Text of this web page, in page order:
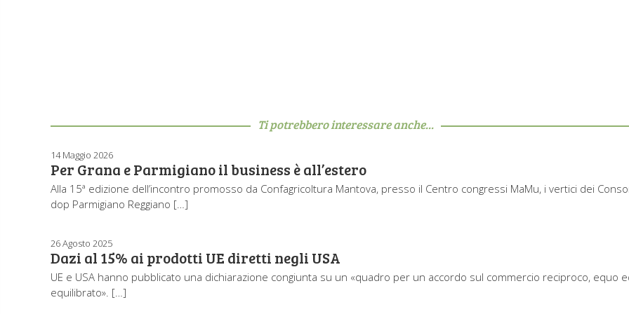
Ti potrebbero interessare anche...
14 Maggio 2026
Per Grana e Parmigiano il business è all’estero
Alla 15ª edizione dell’incontro promosso da Confagricoltura Mantova, presso il Centro congressi MaMu, i vertici dei
dop Parmigiano Reggiano […]
26 Agosto 2025
Dazi al 15% ai prodotti UE diretti negli USA
UE e USA hanno pubblicato una dichiarazione congiunta su un «quadro per un accordo sul commercio reciproco, equo
equilibrato». […]